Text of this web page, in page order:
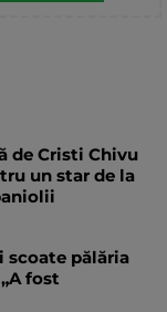
de Cristi Chivu
un star de la
scoate pălăria
fost